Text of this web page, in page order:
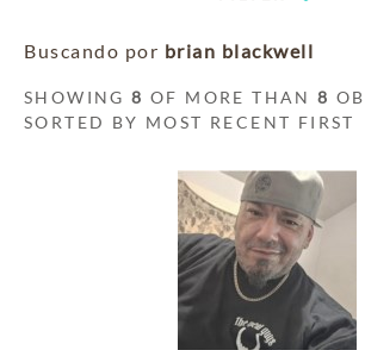
Buscando por brian blackwell
SHOWING8 OF MORE THAN8
SORTED BY MOST RECENT FIRST